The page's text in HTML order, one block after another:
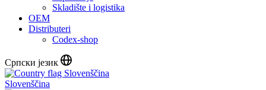
Skladište i logistika
OEM
Distributeri
Codex-shop
Српски језик
Slovenščina